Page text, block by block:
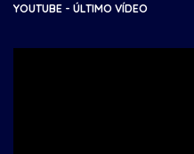
YOUTUBE - ÚLTIMO VÍDEO